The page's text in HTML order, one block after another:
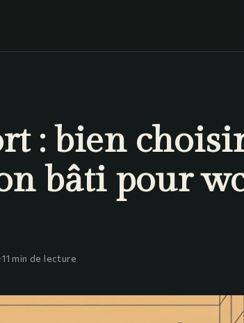
: bien
bâti pour
11 min de lecture